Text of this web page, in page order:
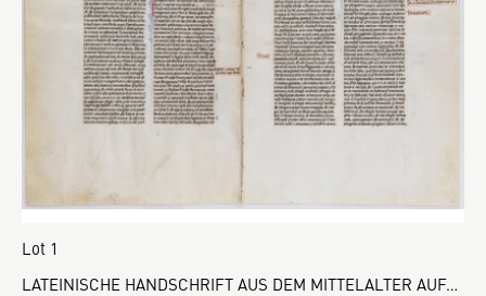
Lot 1
LATEINISCHE HANDSCHRIFT AUS DEM MITTELALTER AUF…